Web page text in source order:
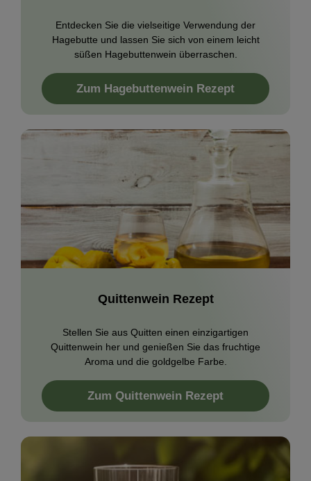
Entdecken Sie die vielseitige Verwendung der
Hagebutte und lassen Sie sich von einem leicht
süßen Hagebuttenwein überraschen.
Zum Hagebuttenwein Rezept
Quittenwein Rezept
Stellen Sie aus Quitten einen einzigartigen
Quittenwein her und genießen Sie das fruchtige
Aroma und die goldgelbe Farbe.
Zum Quittenwein Rezept